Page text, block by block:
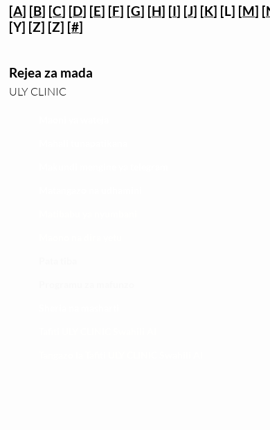
[A] [B] [C] [D] [E] [F] [G] [H] [I] [J] [K] [L] [M] [
[Y] [Z] [Z] [#]
Rejea za mada
ULY CLINIC